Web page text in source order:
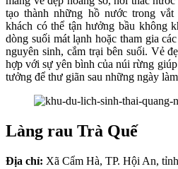
tạo thành những hồ nước trong
khách có thể tận hưởng bầu không
dòng suối mát lạnh hoặc tham gia
nguyên sinh, cắm trại bên suối. Vẻ
hợp với sự yên bình của núi rừng
tưởng để thư giãn sau những ngày
Làng rau Trà Quế
Địa chỉ: Xã Cẩm Hà, TP. Hội An,